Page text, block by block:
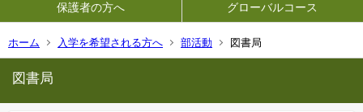
保護者の方へ グローバルコース
ホーム 入学を希望される方へ 部活動 図書局
図書局